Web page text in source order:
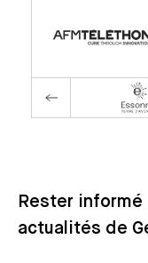
Rester
actualités de